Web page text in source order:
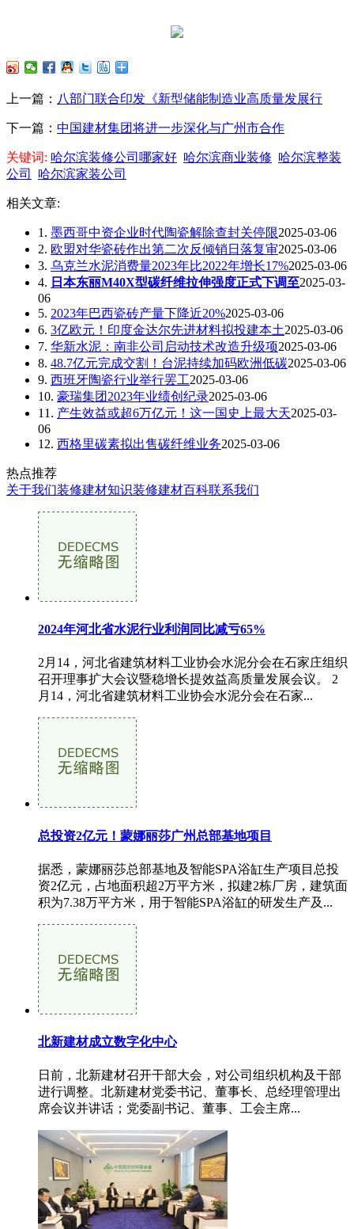
上一篇： 八部门联合印发《新型储能制造业高质量发展行
下一篇： 中国建材集团将进一步深化与广州市合作
关键词: 哈尔滨装修公司哪家好 哈尔滨商业装修 哈尔滨整装
公司
哈尔滨家装公司
相关文章:
1. 墨西哥中资企业时代陶瓷解除查封关停限2025-03-06
2. 欧盟对华瓷砖作出第二次反倾销日落复审2025-03-06
3. 乌克兰水泥消费量2023年比2022年增长17%2025-03-06
4. 日本东丽M40X型碳纤维拉伸强度正式下调至2025-03-
06
5. 2023年巴西瓷砖产量下降近20%2025-03-06
6. 3亿欧元！印度金达尔先进材料拟投建本土2025-03-06
7. 华新水泥：南非公司启动技术改造升级项2025-03-06
8. 48.7亿元完成交割！台泥持续加码欧洲低碳2025-03-06
9. 西班牙陶瓷行业举行罢工2025-03-06
10. 豪瑞集团2023年业绩创纪录2025-03-06
11. 产生效益或超6万亿元！这一国史上最大天2025-03-
06
12. 西格里碳素拟出售碳纤维业务2025-03-06
热点推荐
关于我们装修建材知识装修建材百科联系我们
2024年河北省水泥行业利润同比减亏65%
2月14，河北省建筑材料工业协会水泥分会在石家庄组织
召开理事扩大会议暨稳增长提效益高质量发展会议。 2
月14，河北省建筑材料工业协会水泥分会在石家...
总投资2亿元！蒙娜丽莎广州总部基地项目
据悉，蒙娜丽莎总部基地及智能SPA浴缸生产项目总投
资2亿元，占地面积超2万平方米，拟建2栋厂房，建筑面
积为7.38万平方米，用于智能SPA浴缸的研发生产及...
北新建材成立数字化中心
日前，北新建材召开干部大会，对公司组织机构及干部
进行调整。北新建材党委书记、董事长、总经理管理出
席会议并讲话；党委副书记、董事、工会主席...